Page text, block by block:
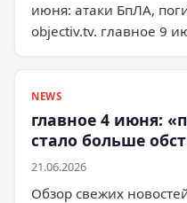
июня: атаки БпЛА,
objectiv.tv. главное 9
NEWS
главное 4 июня:
стало больше
21.06.2026
Обзор свежих